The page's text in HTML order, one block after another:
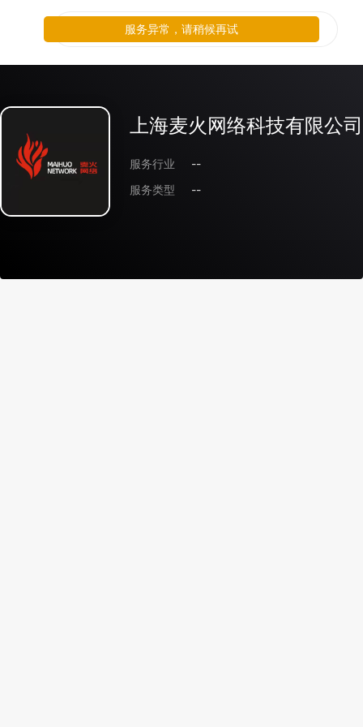
上海麦火网络科技有限公司
服务行业
--
服务类型
--
服务异常，请稍候再试